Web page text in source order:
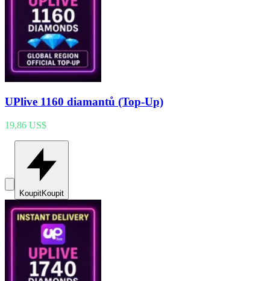
UPlive 1160 diamantů (Top-Up)
19,86 US$
KoupitKoupit